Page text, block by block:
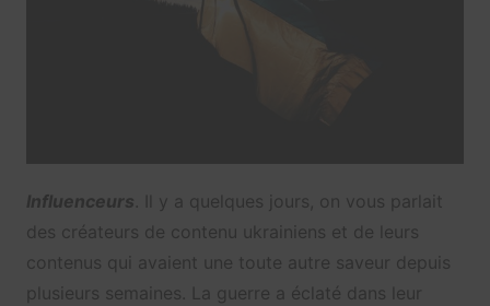
Influenceurs . Il y a quelques jours, on vous parlait
des créateurs de contenu ukrainiens et de leurs
contenus qui avaient une toute autre saveur depuis
plusieurs semaines. La guerre a éclaté dans leur